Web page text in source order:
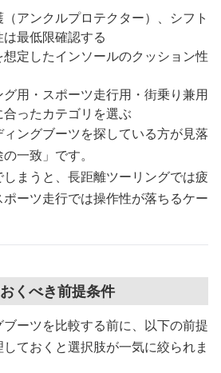
（アンクルプロテクター）、シフト
最低限確認する
想定したインソールのクッション性
グ用・スポーツ走行用・街乗り兼用
ったカテゴリを選ぶ
ングブーツを探している方が見落
一致」です。
まうと、長距離ツーリングでは疲
ーツ走行では操作性が落ちるケー
くべき前提条件
ーツを比較する前に、以下の前提
ておくと選択肢が一気に絞られま